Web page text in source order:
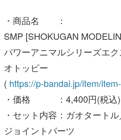
パワーアニマルシリーズエ
オトッピー
https://p-bandai.jp/item/
・価格 ：4,400円(税込)(
・セット内容：ガオタートル
ジョイントパーツ
・サイズ ：ガオタートル
145mm×D約95mm